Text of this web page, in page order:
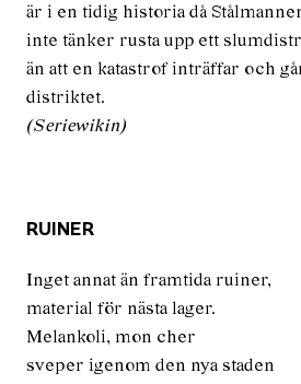
är i en tidig historia då
inte tänker rusta upp ett
än att en katastrof inträffar och
distriktet.
(Seriewikin)
RUINER
Inget annat än framtida ruiner,
material för nästa lager.
Melankoli, mon cher
sveper igenom den nya staden